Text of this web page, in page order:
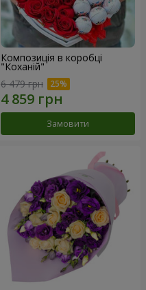
Композиція в коробці
"Коханій"
6 479 грн
Замовити